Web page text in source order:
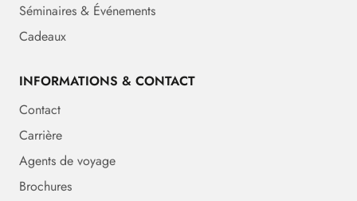
Séminaires & Événements
Cadeaux
INFORMATIONS & CONTACT
Contact
Carrière
Agents de voyage
Brochures